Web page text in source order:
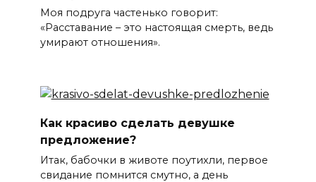
Моя подруга частенько говорит:
«Расставание – это настоящая смерть, ведь
умирают отношения».
Как красиво сделать девушке
предложение?
Итак, бабочки в животе поутихли, первое
свидание помнится смутно, а день